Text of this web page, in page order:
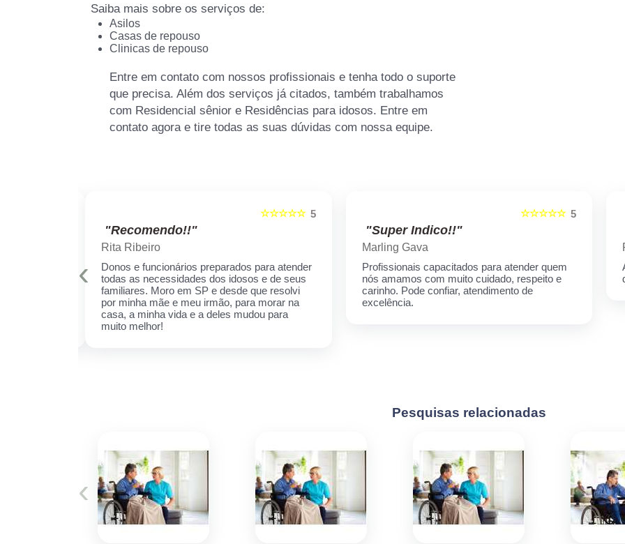
Saiba mais sobre os serviços de:
Asilos
Casas de repouso
Clinicas de repouso
Entre em contato com nossos profissionais e tenha todo o suporte
que precisa. Além dos serviços já citados, também trabalhamos
com Residencial sênior e Residências para idosos. Entre em
contato agora e tire todas as suas dúvidas com nossa equipe.
5
☆☆☆☆☆
"Recomendo!!"
Rita Ribeiro
Donos e funcionários preparados para atender
todas as necessidades dos idosos e de seus
familiares. Moro em SP e desde que resolvi
por minha mãe e meu irmão, para morar na
casa, a minha vida e a deles mudou para
muito melhor!
5
☆☆☆☆☆
"Super Indico!!"
Marling Gava
Profissionais capacitados para atender quem
nós amamos com muito cuidado, respeito e
carinho. Pode confiar, atendimento de
excelência.
‹
Pesquisas relacionadas
‹